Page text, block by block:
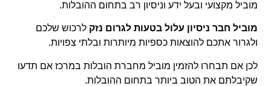
מוביל מקצועי ובעל ידע וניסיון רב בתחום ההובלות.
מוביל חבר ניסיון עלול בטעות לגרום נזק לרכוש שלכם
ולגרור אתכם להוצאות כספיות מיותרות ובלתי צפויות.
לכן אם תבחרו להזמין מוביל מחברת הובלות במרכז אם תדעו
שקיבלתם את הטוב ביותר בתחום ההובלות.